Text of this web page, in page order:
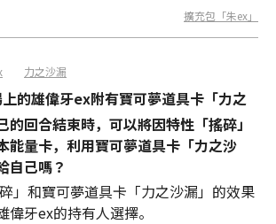
擴充包「朱ex」
力之沙漏
的雄偉牙ex附有寶可夢道具卡「力之
的回合結束時，可以將因特性「搖碎」
能量卡，利用寶可夢道具卡「力之沙
自己嗎？
」和寶可夢道具卡「力之沙漏」的效果
牙ex的持有人選擇。